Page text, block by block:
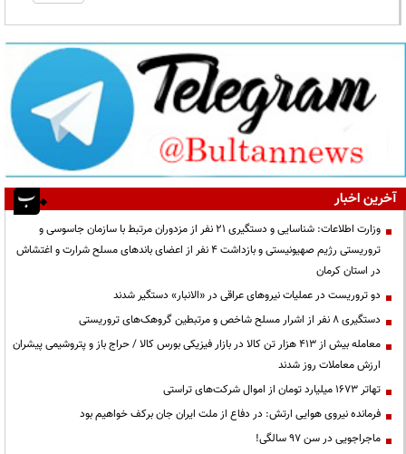
آخرین اخبار
وزارت اطلاعات: شناسایی و دستگیری ۲۱ نفر از مزدوران مرتبط با سازمان جاسوسی و
تروریستی رژیم صهیونیستی و بازداشت ۴ نفر از اعضای باندهای مسلح شرارت و اغتشاش
در استان کرمان
دو تروریست در عملیات نیروهای عراقی در «الانبار» دستگیر شدند
دستگیری ۸ نفر از اشرار مسلح شاخص و مرتبطین گروهک‌های تروریستی
معامله بیش از ۴۱۳ هزار تن کالا در بازار فیزیکی بورس کالا / حراج باز و پتروشیمی پیشران
ارزش معاملات روز شدند
تهاتر ۱۶۷۳ میلیارد تومان از اموال شرکت‌های تراستی
فرمانده نیروی هوایی ارتش: در دفاع از ملت ایران جان برکف خواهیم بود
ماجراجویی در سن ۹۷ سالگی!